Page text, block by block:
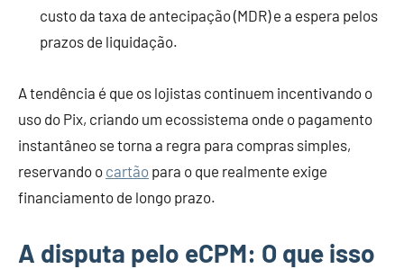
custo da taxa de antecipação (MDR) e a espera pelos
prazos de liquidação.
A tendência é que os lojistas continuem incentivando o
uso do Pix, criando um ecossistema onde o pagamento
instantâneo se torna a regra para compras simples,
reservando o cartão para o que realmente exige
financiamento de longo prazo.
A disputa pelo eCPM: O que isso